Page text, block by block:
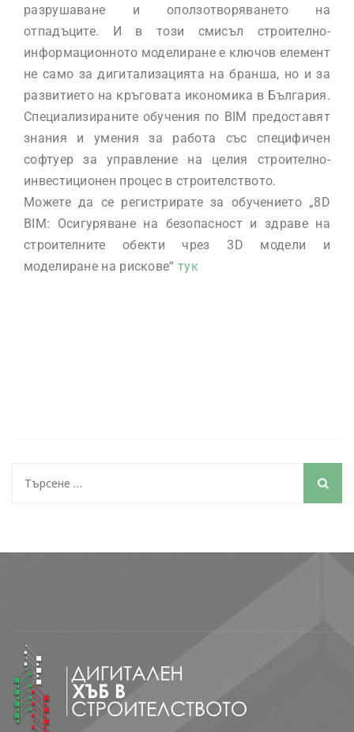
разрушаване и оползотворяването на
отпадъците. И в този смисъл строително-
информационното моделиране е ключов елемент
не само за дигитализацията на бранша, но и за
развитието на кръговата икономика в България.
Специализираните обучения по BIM предоставят
знания и умения за работа със специфичен
софтуер за управление на целия строително-
инвестиционен процес в строителството.
Можете да се регистрирате за обучението „8D
BIM: Осигуряване на безопасност и здраве на
строителните обекти чрез 3D модели и
моделиране на рискове“ тук